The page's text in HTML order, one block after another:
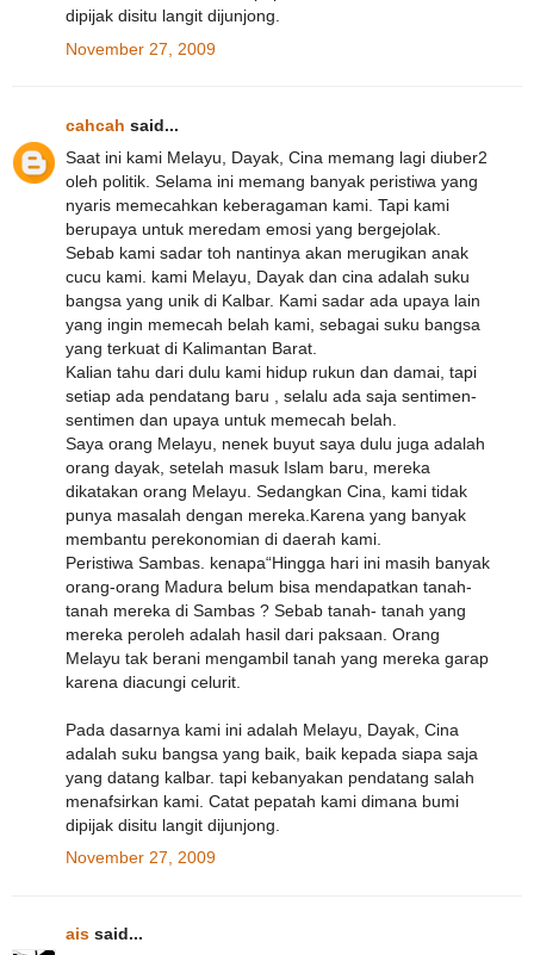
dipijak disitu langit dijunjong.
November 27, 2009
cahcah said...
Saat ini kami Melayu, Dayak, Cina memang lagi diuber2
oleh politik. Selama ini memang banyak peristiwa yang
nyaris memecahkan keberagaman kami. Tapi kami
berupaya untuk meredam emosi yang bergejolak.
Sebab kami sadar toh nantinya akan merugikan anak
cucu kami. kami Melayu, Dayak dan cina adalah suku
bangsa yang unik di Kalbar. Kami sadar ada upaya lain
yang ingin memecah belah kami, sebagai suku bangsa
yang terkuat di Kalimantan Barat.
Kalian tahu dari dulu kami hidup rukun dan damai, tapi
setiap ada pendatang baru , selalu ada saja sentimen-
sentimen dan upaya untuk memecah belah.
Saya orang Melayu, nenek buyut saya dulu juga adalah
orang dayak, setelah masuk Islam baru, mereka
dikatakan orang Melayu. Sedangkan Cina, kami tidak
punya masalah dengan mereka.Karena yang banyak
membantu perekonomian di daerah kami.
Peristiwa Sambas. kenapa“Hingga hari ini masih banyak
orang-orang Madura belum bisa mendapatkan tanah-
tanah mereka di Sambas ? Sebab tanah- tanah yang
mereka peroleh adalah hasil dari paksaan. Orang
Melayu tak berani mengambil tanah yang mereka garap
karena diacungi celurit.
Pada dasarnya kami ini adalah Melayu, Dayak, Cina
adalah suku bangsa yang baik, baik kepada siapa saja
yang datang kalbar. tapi kebanyakan pendatang salah
menafsirkan kami. Catat pepatah kami dimana bumi
dipijak disitu langit dijunjong.
November 27, 2009
ais said...